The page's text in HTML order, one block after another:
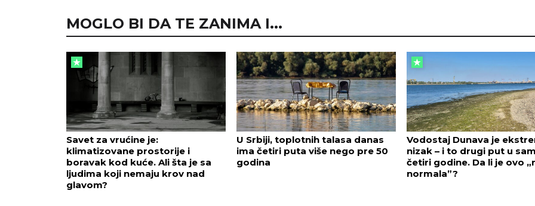
MOGLO BI DA TE ZANIMA I...
Savet za vrućine je:
klimatizovane prostorije i
boravak kod kuće. Ali šta je sa
ljudima koji nemaju krov nad
glavom?
U Srbiji, toplotnih talasa danas
ima četiri puta više nego pre 50
godina
Vodostaj Dunava je
nizak – i to drugi put u
četiri godine. Da li je ovo
normala”?